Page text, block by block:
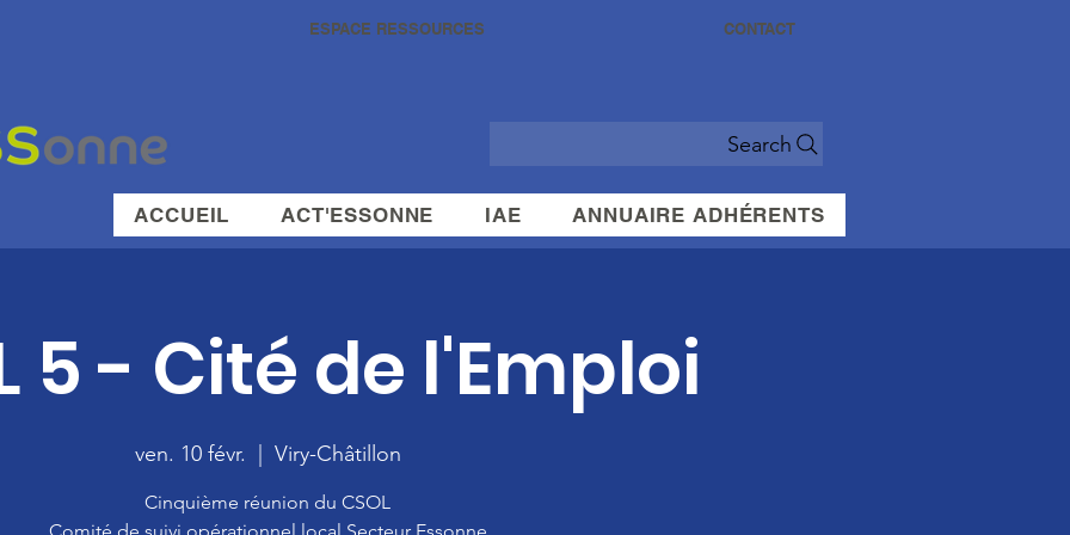
ESPACE RESSOURCES CONTACT
Search
ACCUEIL ACT'ESSONNE IAE ANNUAIRE ADHÉRENTS
5 - Cité de l'Emploi
ven. 10 févr. Viry-Châtillon
Cinquième réunion du CSOL